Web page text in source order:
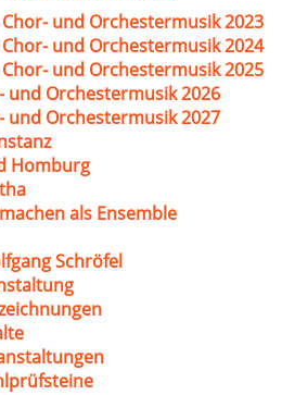
und Orchestermusik 2023
und Orchestermusik 2024
und Orchestermusik 2025
und Orchestermusik 2026
und Orchestermusik 2027
Homburg
als Ensemble
Schröfel